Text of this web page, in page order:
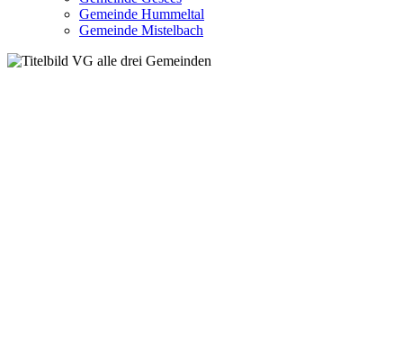
Gemeinde Hummeltal
Gemeinde Mistelbach